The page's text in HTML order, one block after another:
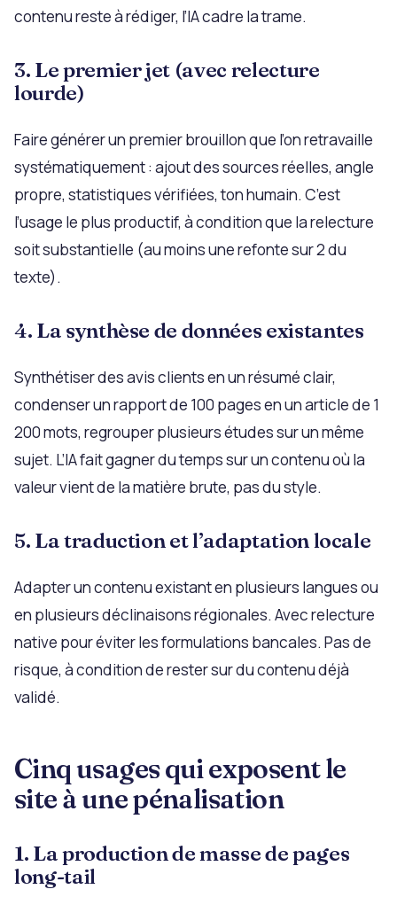
contenu reste à rédiger, l’IA cadre la trame.
3. Le premier jet (avec relecture
lourde)
Faire générer un premier brouillon que l’on retravaille
systématiquement : ajout des sources réelles, angle
propre, statistiques vérifiées, ton humain. C’est
l’usage le plus productif, à condition que la relecture
soit substantielle (au moins une refonte sur 2 du
texte).
4. La synthèse de données existantes
Synthétiser des avis clients en un résumé clair,
condenser un rapport de 100 pages en un article de 1
200 mots, regrouper plusieurs études sur un même
sujet. L’IA fait gagner du temps sur un contenu où la
valeur vient de la matière brute, pas du style.
5. La traduction et l’adaptation locale
Adapter un contenu existant en plusieurs langues ou
en plusieurs déclinaisons régionales. Avec relecture
native pour éviter les formulations bancales. Pas de
risque, à condition de rester sur du contenu déjà
validé.
Cinq usages qui exposent le
site à une pénalisation
1. La production de masse de pages
long-tail